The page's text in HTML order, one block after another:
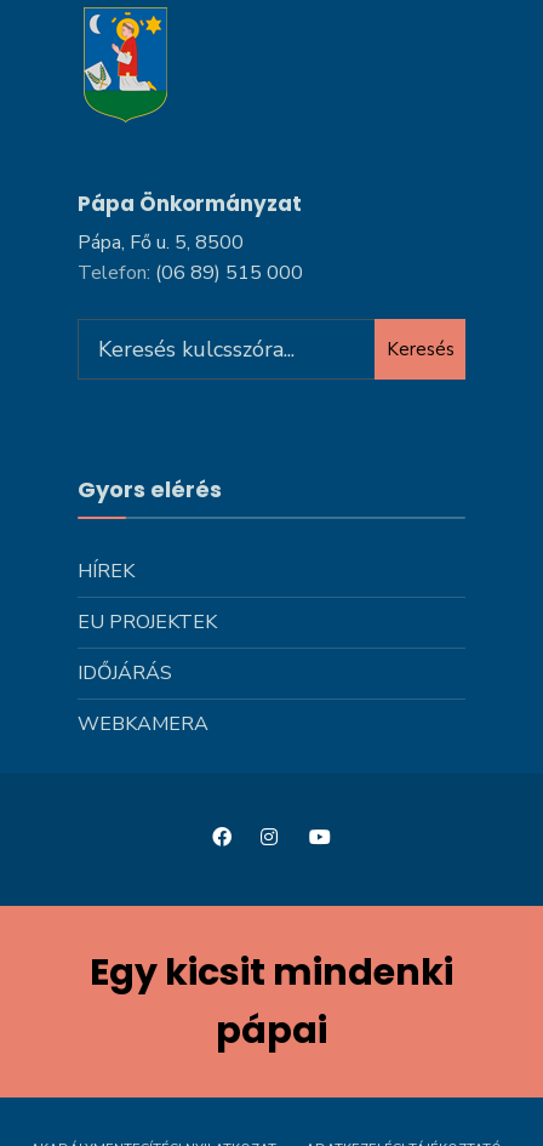
Pápa Önkormányzat
Pápa, Fő u. 5, 8500
Telefon: (06 89) 515 000
for:
Keresés
Gyors elérés
HÍREK
EU PROJEKTEK
IDŐJÁRÁS
WEBKAMERA
Egy kicsit mindenki
pápai